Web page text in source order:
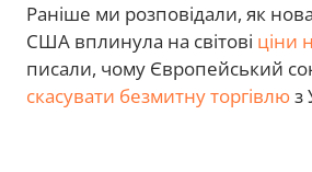
Раніше ми розповідали, як
США вплинула на світові ціни
писали, чому Європейський
скасувати безмитну торгівлюз